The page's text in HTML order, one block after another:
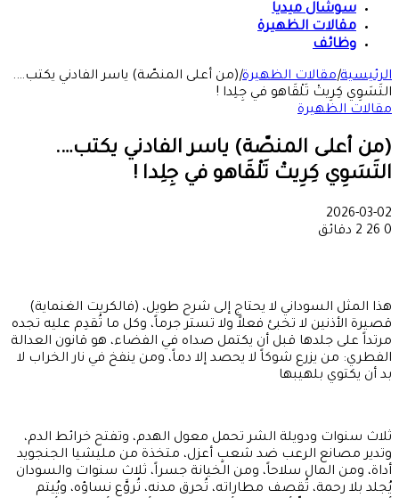
سوشال ميديا
مقالات الظهيرة
وظائف
الرئيسية|مقالات الظهيرة|(من أعلى المنصّة) ياسر الفادني يكتب….
التَسَوِي كِرِيتْ تَلْقَاهو في جِلِدا !
مقالات الظهيرة
(من أعلى المنصّة) ياسر الفادني يكتب….
التَسَوِي كِرِيتْ تَلْقَاهو في جِلِدا !
2026-03-02
0
2 دقائق
هذا المثل السوداني لا يحتاج إلى شرح طويل، (فالكريت الغنماية)
قصيرة الأذنين لا تخبئ فعلاً ولا تستر جرماً، وكل ما تُقدِم عليه تجده
مرتداً على جلدها قبل أن يكتمل صداه في الفضاء، هو قانون العدالة
الفطري: من يزرع شوكاً لا يحصد إلا دماً، ومن ينفخ في نار الخراب لا
بد أن يكتوي بلهيبها
ثلاث سنوات ودويلة الشر تحمل معول الهدم، وتفتح خرائط الدم،
وتدير مصانع الرعب ضد شعبٍ أعزل، متخذة من مليشيا الجنجويد
أداة، ومن المال سلاحاً، ومن الخيانة جسراً، ثلاث سنوات والسودان
يُجلد بلا رحمة، تُقصف مطاراته، تُحرق مدنه، تُروَّع نساؤه، ويُيتم